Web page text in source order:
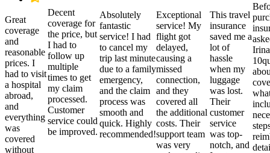
Great
coverage
and
reasonable
prices. I
had to visit
a hospital
abroad,
and
everything
was
covered
without
Decent
coverage for
the price, but
I had to
follow up
multiple
times to get
my claim
processed.
Customer
service could
be improved.
Absolutely
fantastic
service! I had
to cancel my
trip last minute
due to a family
emergency,
and the claim
process was
smooth and
quick. Highly
recommended!
Exceptional
service! My
flight got
delayed,
causing a
missed
connection,
and they
covered all
the additional
costs. Their
support team
was very
This travel
insurance
saved me a
lot of
hassle
when my
luggage
was lost.
Their
customer
service
was top-
notch, and